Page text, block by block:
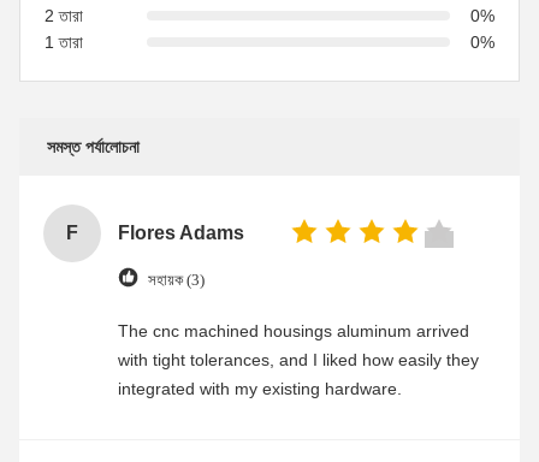
2 তারা
0%
1 তারা
0%
সমস্ত পর্যালোচনা
F Flores Adams
সহায়ক (3)
The cnc machined housings aluminum arrived
with tight tolerances, and I liked how easily they
integrated with my existing hardware.